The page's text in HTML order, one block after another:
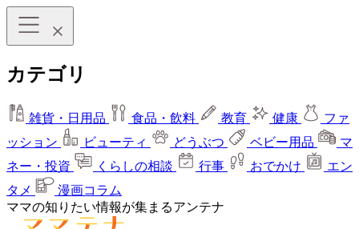
カテゴリ
雑貨・日用品 食品・飲料 教育 健康
ファ
ッション
ビューティ どうぶつ ベビー用品
マ
ネー・投資
くらしの相談 行事 おでかけ
エン
タメ
漫画コラム
ママの知りたい情報が集まるアンテナ